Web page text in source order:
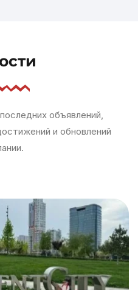
объявлений,
и обновлений